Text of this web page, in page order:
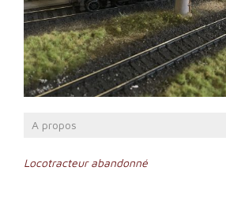
A propos
Navigation
Locotracteur abandonné